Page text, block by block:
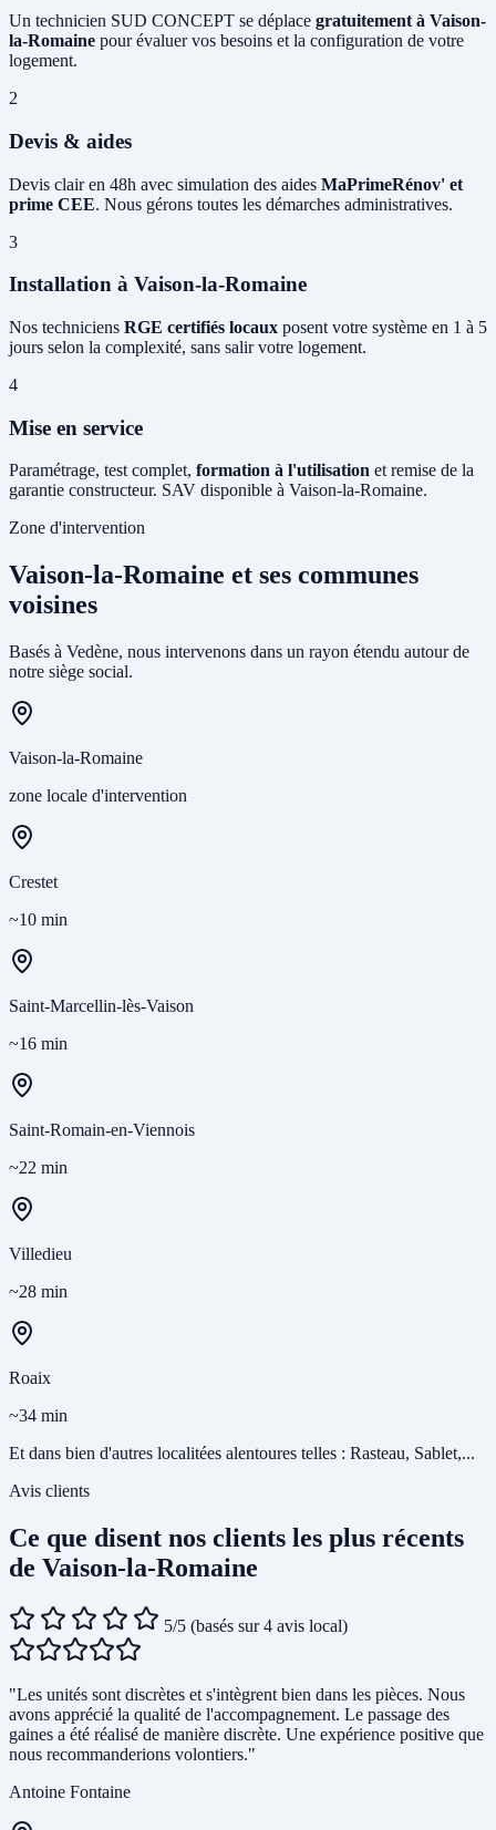
Un technicien SUD CONCEPT se déplace gratuitement à Vaison-
la-Romaine pour évaluer vos besoins et la configuration de votre
logement.
2
Devis & aides
Devis clair en 48h avec simulation des aides MaPrimeRénov' et
prime CEE. Nous gérons toutes les démarches administratives.
3
Installation à Vaison-la-Romaine
Nos techniciens RGE certifiés locaux posent votre système en 1 à 5
jours selon la complexité, sans salir votre logement.
4
Mise en service
Paramétrage, test complet, formation à l'utilisation et remise de la
garantie constructeur. SAV disponible à Vaison-la-Romaine.
Zone d'intervention
Vaison-la-Romaine et ses communes
voisines
Basés à Vedène, nous intervenons dans un rayon étendu autour de
notre siège social.
Vaison-la-Romaine
zone locale d'intervention
Crestet
~10 min
Saint-Marcellin-lès-Vaison
~16 min
Saint-Romain-en-Viennois
~22 min
Villedieu
~28 min
Roaix
~34 min
Et dans bien d'autres localitées alentoures telles : Rasteau, Sablet,...
Avis clients
Ce que disent nos clients les plus récents
de Vaison-la-Romaine
5/5 (basés sur 4 avis local)
"Les unités sont discrètes et s'intègrent bien dans les pièces. Nous
avons apprécié la qualité de l'accompagnement. Le passage des
gaines a été réalisé de manière discrète. Une expérience positive que
nous recommanderions volontiers."
Antoine Fontaine